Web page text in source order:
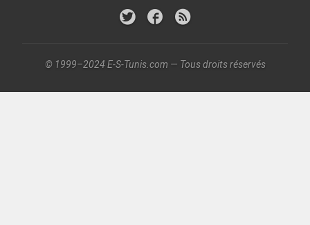
© 1999–2024 E-S-Tunis.com — Tous droits réservés